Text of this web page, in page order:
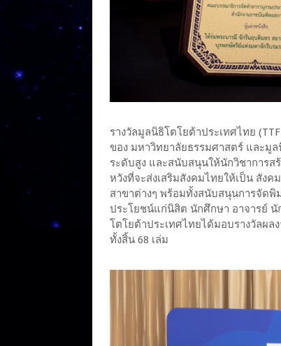
รางวัลมูลนิธิโตโยต้าประเทศไทย
ของ มหาวิทยาลัยธรรมศาสตร์ และมู
ระดับสูง และสนับสนุนให้นักวิชาการส
หวังที่จะส่งเสริมสังคมไทยให้เป็น สัง
สาขาต่างๆ พร้อมทั้งสนับสนุนการจัดพิ
ประโยชน์แก่นิสิต นักศึกษา อาจารย์ นั
โตโยต้าประเทศไทยได้มอบรางวัลผล
ทั้งสิ้น 68 เล่ม